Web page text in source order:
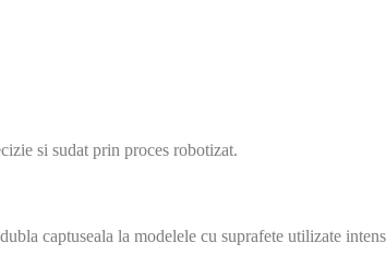
si sudat prin proces robotizat.
captuseala la modelele cu suprafete utilizate